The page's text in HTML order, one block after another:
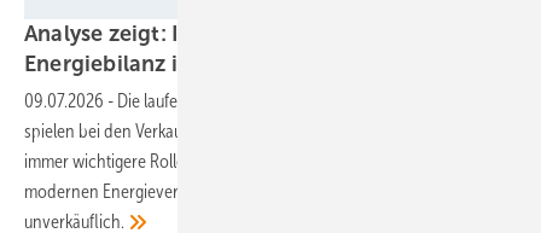
Analyse zeigt: Immobilienkäufer nehmen die
Energiebilanz in den
09.07.2026 - Die laufenden Betriebs- und vor allem Energiekosten
spielen bei den Verkaufsgesprächen der Immobilienmakler eine
immer wichtigere Rolle. Ohne klare Perspektive hin zu einer
modernen Energieversorgung werden Gebäude zunehmend
unverkäuflich.